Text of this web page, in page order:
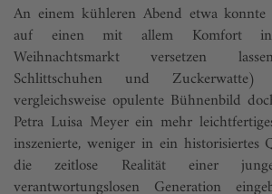
An einem kühleren Abend etwa
auf einen mit allem Komfort
Weihnachtsmarkt versetzen
Schlittschuhen und
vergleichsweise opulente Bühnenbild
Petra Luisa Meyer ein mehr
inszenierte, weniger in ein historisiertes
die zeitlose Realität einer
verantwortungslosen Generation